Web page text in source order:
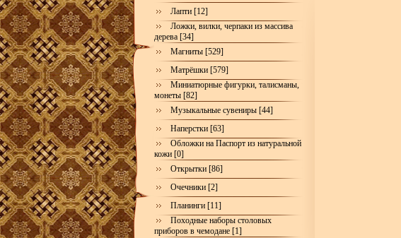
Лапти [12]
Ложки, вилки, черпаки из массива
дерева [34]
Магниты [529]
Матрёшки [579]
Миниатюрные фигурки, талисманы,
монеты [82]
Музыкальные сувениры [44]
Наперстки [63]
Обложки на Паспорт из натуральной
кожи [0]
Открытки [86]
Очечники [2]
Планинги [11]
Походные наборы столовых
приборов в чемодане [1]